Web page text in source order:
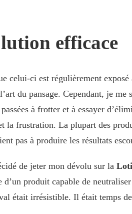
efficace
celui-ci est régulièrement exposé
du pansage. Cependant, je me
à frotter et à essayer
la frustration. La plupart des
pas à produire les résultats
de jeter mon dévolu sur la
produit capable de
était irrésistible. Il était temps